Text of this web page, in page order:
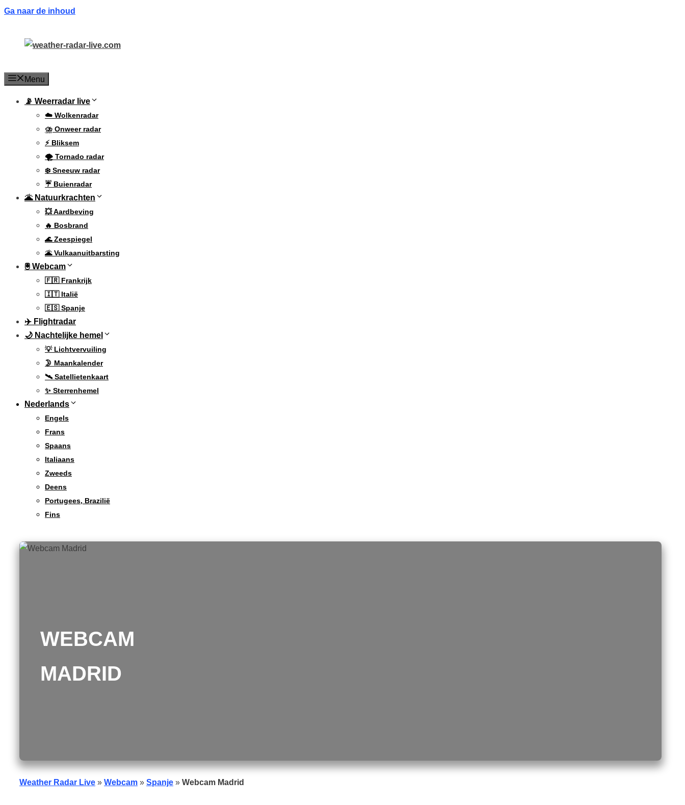
Ga naar de inhoud
Menu
📡 Weerradar live
☁️ Wolkenradar
⛈️ Onweer radar
⚡ Bliksem
🌪️ Tornado radar
❄️ Sneeuw radar
☔ Buienradar
🌋 Natuurkrachten
💥 Aardbeving
🔥 Bosbrand
🌊 Zeespiegel
🌋 Vulkaanuitbarsting
🖲 Webcam
🇫🇷 Frankrijk
🇮🇹 Italië
🇪🇸 Spanje
✈️ Flightradar
🌙 Nachtelijke hemel
💡 Lichtvervuiling
🌛 Maankalender
🛰️ Satellietenkaart
✨ Sterrenhemel
Nederlands
Engels
Frans
Spaans
Italiaans
Zweeds
Deens
Portugees, Brazilië
Fins
WEBCAM
MADRID
Weather Radar Live » Webcam » Spanje » Webcam Madrid